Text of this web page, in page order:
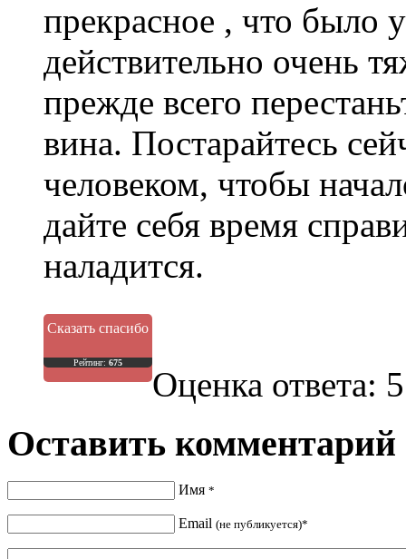
прекрасное , что было
действительно очень
прежде всего
вина. Постарайтесь
человеком, чтобы
дайте себя время
наладится.
Сказать спасибо
Рейтинг: 675
Оценка ответа:
Оставить комментарий
Имя *
Email (не публикуется)*